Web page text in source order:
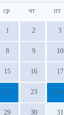
ср чт пт
1 2 3
8 9 10
15 16 17
22 23 24
29 30 31